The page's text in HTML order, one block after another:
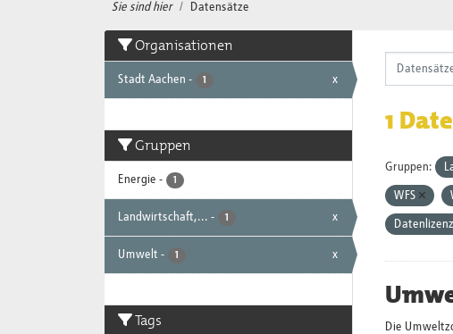
Sie sind hier Datensätze
Organisationen
Stadt Aachen - 1 x
Gruppen
Energie - 1
Landwirtschaft,... - 1 x
Umwelt - 1 x
Tags
1
Gruppen:
WFS
Die